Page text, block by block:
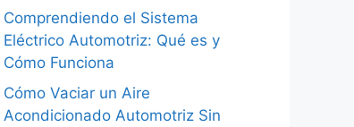
Comprendiendo el Sistema
Eléctrico Automotriz: Qué es y
Cómo Funciona
Cómo Vaciar un Aire
Acondicionado Automotriz Sin